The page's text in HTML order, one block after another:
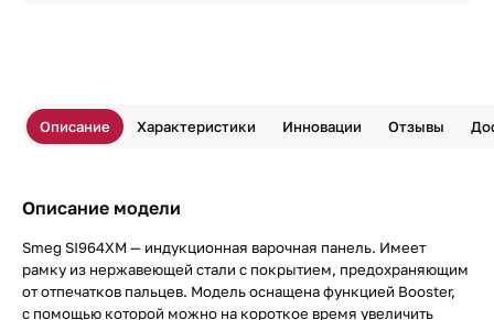
Описание Характеристики Инновации Отзывы
Описание модели
Smeg SI964XM — индукционная варочная панель. Имеет
рамку из нержавеющей стали с покрытием, предохраняющим
от отпечатков пальцев. Модель оснащена функцией Booster,
с помощью которой можно на короткое время увеличить